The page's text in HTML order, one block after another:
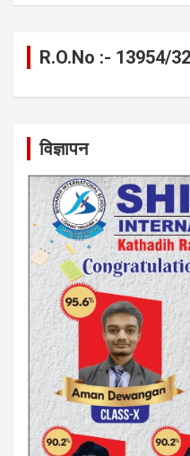
R.O.No :- 13954/32
विज्ञापन